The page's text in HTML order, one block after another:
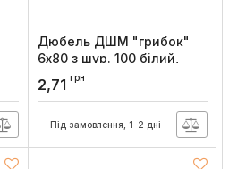
Дюбель ДШМ "грибок"
6х80 з шур. 100 білий,
Sokol
Артикул:
2,71 грн
Під замовлення, 1-2 дні